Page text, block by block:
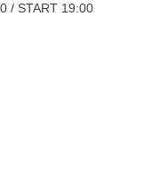
/ START 19:00